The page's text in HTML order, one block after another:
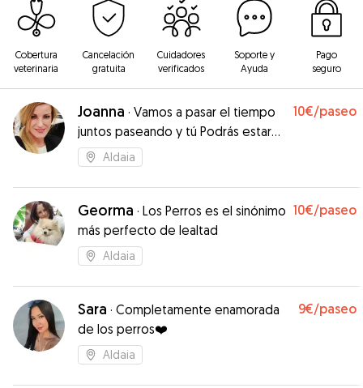
Cobertura
veterinaria
Cancelación
gratuita
Cuidadores
verificados
Soporte y
Ayuda
Pago
seguro
Joanna · Vamos a pasar el tiempo
juntos paseando y tú Podrás estar
tranquil@
10€/paseo
Aldaia
Georma · Los Perros es el sinónimo
más perfecto de lealtad
10€/paseo
Aldaia
Sara · Completamente enamorada
de los perros❤️
9€/paseo
Aldaia